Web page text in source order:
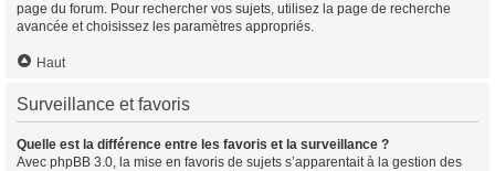
page du forum. Pour rechercher vos sujets, utilisez la page de recherche
avancée et choisissez les paramètres appropriés.
Haut
Surveillance et favoris
Quelle est la différence entre les favoris et la surveillance ?
Avec phpBB 3.0, la mise en favoris de sujets s’apparentait à la gestion des